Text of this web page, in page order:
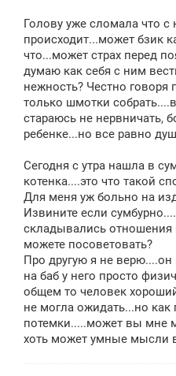
Голову уже сломала что с
происходит...может бзик
что...может страх перед
думаю как себя с ним
нежность? Честно говоря
только шмотки
стараюсь не нервничать,
ребенке...но все равно
Сегодня с утра нашла в
котенка....это что такой
Для меня уж больно на
Извините если
складывались отношения
можете посоветовать?
Про другую я не
на баб у него просто
общем то человек
не могла ожидать...но как
потемки.....может вы мне
хоть может умные мысли